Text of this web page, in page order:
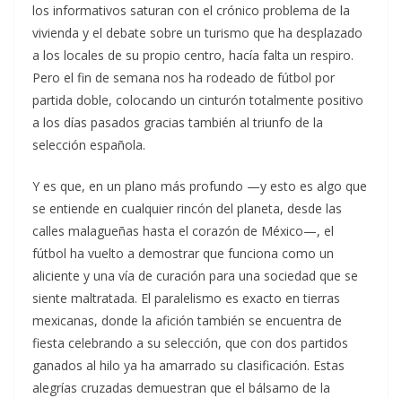
los informativos saturan con el crónico problema de la
vivienda y el debate sobre un turismo que ha desplazado
a los locales de su propio centro, hacía falta un respiro.
Pero el fin de semana nos ha rodeado de fútbol por
partida doble, colocando un cinturón totalmente positivo
a los días pasados gracias también al triunfo de la
selección española.
Y es que, en un plano más profundo —y esto es algo que
se entiende en cualquier rincón del planeta, desde las
calles malagueñas hasta el corazón de México—, el
fútbol ha vuelto a demostrar que funciona como un
aliciente y una vía de curación para una sociedad que se
siente maltratada. El paralelismo es exacto en tierras
mexicanas, donde la afición también se encuentra de
fiesta celebrando a su selección, que con dos partidos
ganados al hilo ya ha amarrado su clasificación. Estas
alegrías cruzadas demuestran que el bálsamo de la